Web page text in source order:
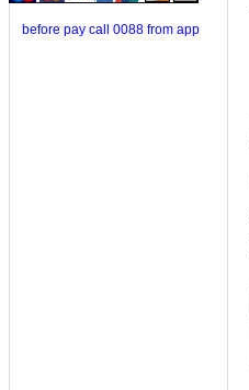
before pay call 0088 from app